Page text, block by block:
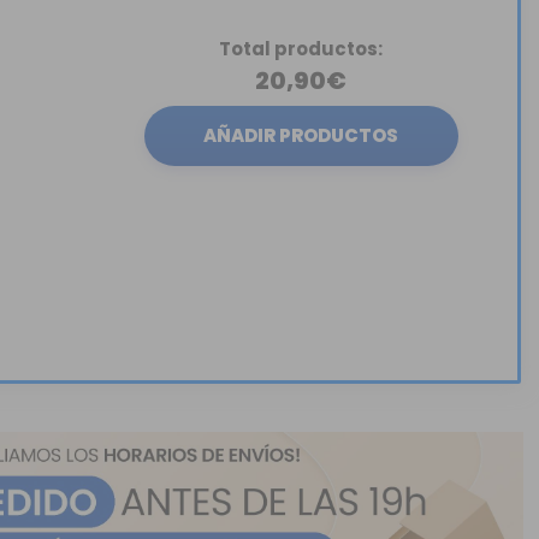
Total productos:
20,90€
AÑADIR PRODUCTOS